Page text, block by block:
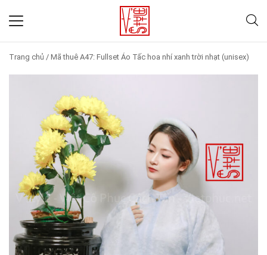
Trang chủ / Mã thuê A47: Fullset Áo Tấc hoa nhí xanh trời nhạt (unisex)